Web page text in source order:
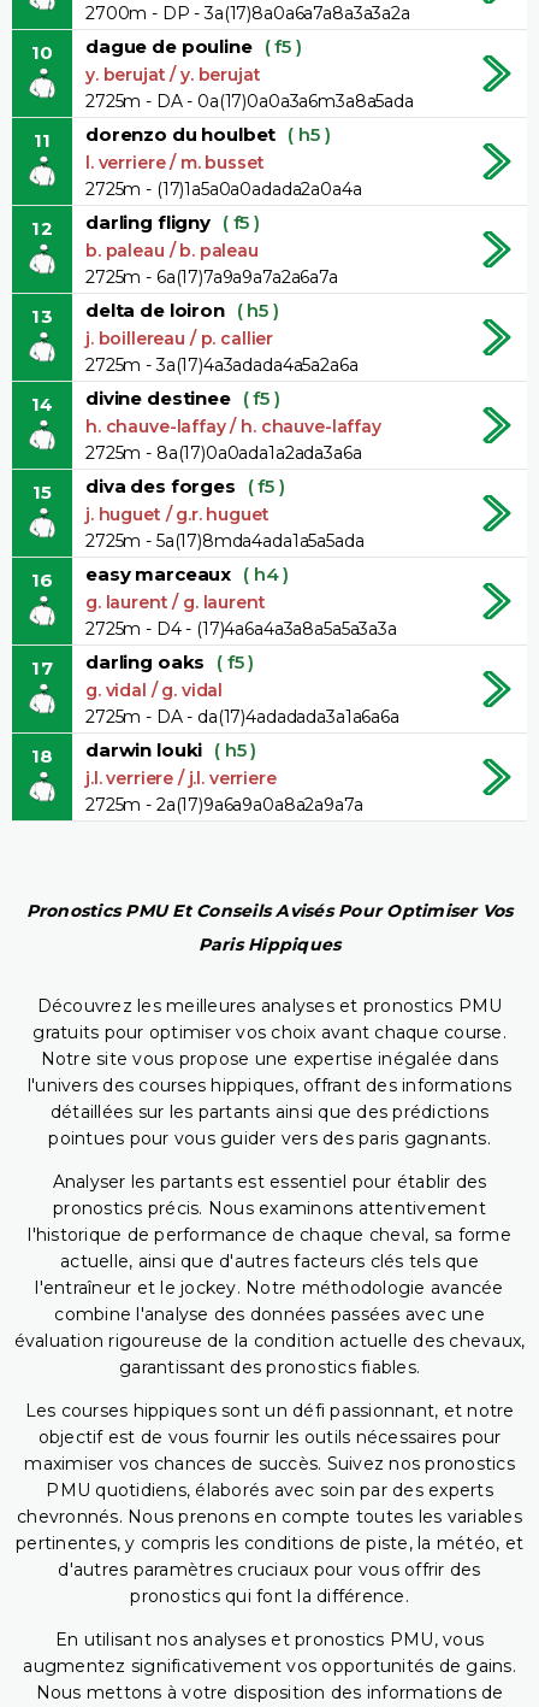
2700m - DP - 3a(17)8a0a6a7a8a3a3a2a
10 dague de pouline ( f5 )
y. berujat / y. berujat
2725m - DA - 0a(17)0a0a3a6m3a8a5ada
11 dorenzo du houlbet ( h5 )
l. verriere / m. busset
2725m - (17)1a5a0a0adada2a0a4a
12 darling fligny ( f5 )
b. paleau / b. paleau
2725m - 6a(17)7a9a9a7a2a6a7a
13 delta de loiron ( h5 )
j. boillereau / p. callier
2725m - 3a(17)4a3adada4a5a2a6a
14 divine destinee ( f5 )
h. chauve-laffay / h. chauve-laffay
2725m - 8a(17)0a0ada1a2ada3a6a
15 diva des forges ( f5 )
j. huguet / g.r. huguet
2725m - 5a(17)8mda4ada1a5a5ada
16 easy marceaux ( h4 )
g. laurent / g. laurent
2725m - D4 - (17)4a6a4a3a8a5a5a3a3a
17 darling oaks ( f5 )
g. vidal / g. vidal
2725m - DA - da(17)4adadada3a1a6a6a
18 darwin louki ( h5 )
j.l. verriere / j.l. verriere
2725m - 2a(17)9a6a9a0a8a2a9a7a
Pronostics PMU Et Conseils Avisés Pour Optimiser Vos
Paris Hippiques
Découvrez les meilleures analyses et pronostics PMU
gratuits pour optimiser vos choix avant chaque course.
Notre site vous propose une expertise inégalée dans
l'univers des courses hippiques, offrant des informations
détaillées sur les partants ainsi que des prédictions
pointues pour vous guider vers des paris gagnants.
Analyser les partants est essentiel pour établir des
pronostics précis. Nous examinons attentivement
l'historique de performance de chaque cheval, sa forme
actuelle, ainsi que d'autres facteurs clés tels que
l'entraîneur et le jockey. Notre méthodologie avancée
combine l'analyse des données passées avec une
évaluation rigoureuse de la condition actuelle des chevaux,
garantissant des pronostics fiables.
Les courses hippiques sont un défi passionnant, et notre
objectif est de vous fournir les outils nécessaires pour
maximiser vos chances de succès. Suivez nos pronostics
PMU quotidiens, élaborés avec soin par des experts
chevronnés. Nous prenons en compte toutes les variables
pertinentes, y compris les conditions de piste, la météo, et
d'autres paramètres cruciaux pour vous offrir des
pronostics qui font la différence.
En utilisant nos analyses et pronostics PMU, vous
augmentez significativement vos opportunités de gains.
Nous mettons à votre disposition des informations de